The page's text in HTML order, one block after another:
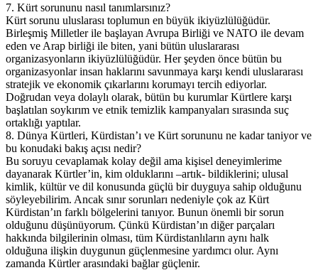
7. Kürt sorununu nasıl tanımlarsınız?
Kürt sorunu uluslarası toplumun en büyük ikiyüzlülüğüdür.
Birleşmiş Milletler ile başlayan Avrupa Birliği ve NATO ile devam
eden ve Arap birliği ile biten, yani bütün uluslararası
organizasyonların ikiyüzlülüğüdür. Her şeyden önce bütün bu
organizasyonlar insan haklarını savunmaya karşı kendi uluslararası
stratejik ve ekonomik çıkarlarını korumayı tercih ediyorlar.
Doğrudan veya dolaylı olarak, bütün bu kurumlar Kürtlere karşı
başlatılan soykırım ve etnik temizlik kampanyaları sırasında suç
ortaklığı yaptılar.
8. Dünya Kürtleri, Kürdistan’ı ve Kürt sorununu ne kadar taniyor ve
bu konudaki bakış açısı nedir?
Bu soruyu cevaplamak kolay değil ama kişisel deneyimlerime
dayanarak Kürtler’in, kim olduklarını –artık- bildiklerini; ulusal
kimlik, kültür ve dil konusunda güçlü bir duyguya sahip olduğunu
söyleyebilirim. Ancak sınır sorunları nedeniyle çok az Kürt
Kürdistan’ın farklı bölgelerini tanıyor. Bunun önemli bir sorun
olduğunu düşünüyorum. Çünkü Kürdistan’ın diğer parçaları
hakkında bilgilerinin olması, tüm Kürdistanlıların aynı halk
olduğuna ilişkin duygunun güçlenmesine yardımcı olur. Aynı
zamanda Kürtler arasındaki bağlar güçlenir.